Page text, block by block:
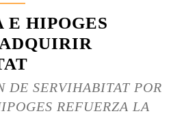
HIPOGES
DE SERVIHABITAT POR
REFUERZA LA